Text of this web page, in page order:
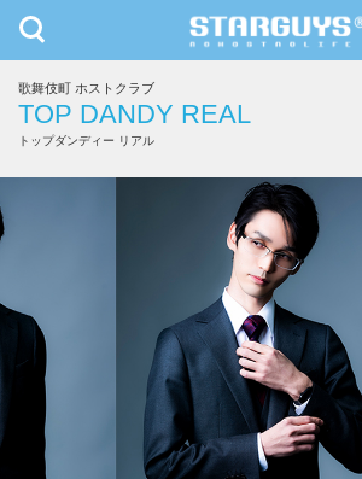
九州・沖縄 北海道・東北
toggle
navigation
歌舞伎町 ホストクラブ
TOP DANDY REAL
トップダンディー リアル
さとる